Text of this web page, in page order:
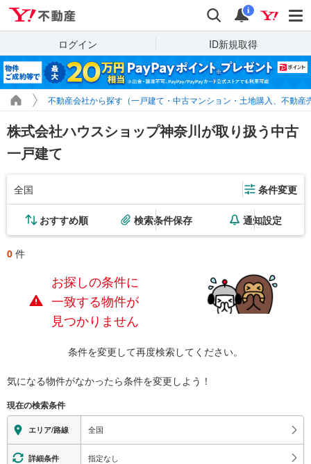
検索 通知
i
ログイン ID新規取得
不動産会社から探す（一戸建て・中古マンション・土地購入、不動産
株式会社ハウスショップ神奈川が取り扱う中古
一戸建て
全国 条件変更
おすすめ順 検索条件保存 通知設定
0 件
お探しの条件に
一致する物件が
見つかりません
条件を変更して再度検索してください。
気になる物件がなかったら条件を変更しよう！
現在の検索条件
エリア/路線 全国
詳細条件 指定なし